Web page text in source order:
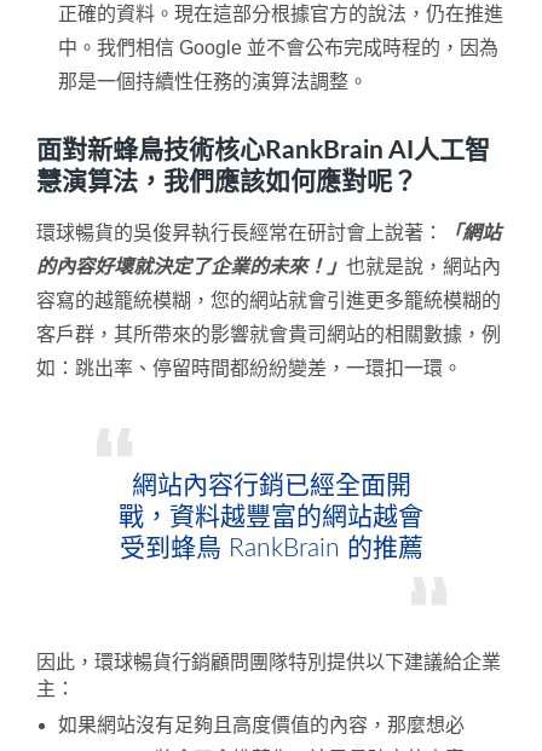
正確的資料。現在這部分根據官方的說法，仍在推進
中。我們相信 Google 並不會公布完成時程的，因為
那是一個持續性任務的演算法調整。
面對新蜂鳥技術核心RankBrain AI人工智
慧演算法，我們應該如何應對呢？
環球暢貨的吳俊昇執行長經常在研討會上說著：
「網站
的內容好壞就決定了企業的未來！」 也就是說，網站內
容寫的越籠統模糊，您的網站就會引進更多籠統模糊的
客戶群，其所帶來的影響就會貴司網站的相關數據，例
如：跳出率、停留時間都紛紛變差，一環扣一環。
網站內容行銷已經全面開
戰，資料越豐富的網站越會
受到蜂鳥 RankBrain 的推薦
因此，環球暢貨行銷顧問團隊特別提供以下建議給企業
主：
如果網站沒有足夠且高度價值的內容，那麼想必